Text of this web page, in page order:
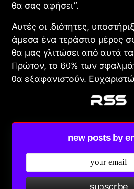
θα σας αφήσει”.
Αυτές οι ιδιότητες,
άμεσα ένα τεράστιο μέρος
θα μας γλιτώσει από αυτά
Πρώτον, το 60% των
θα εξαφανιστούν.
new posts by
subscribe